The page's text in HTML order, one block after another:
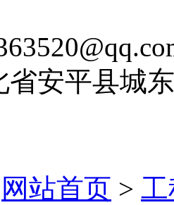
省安平县城
网站首页 >